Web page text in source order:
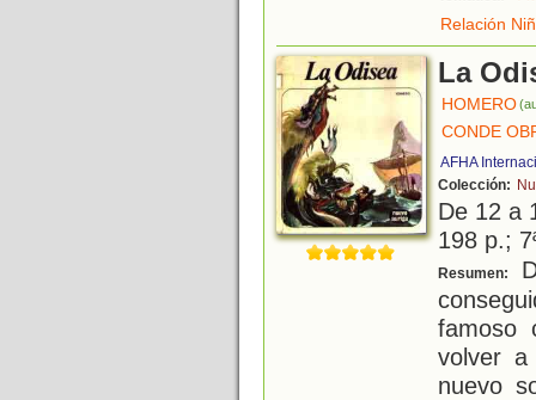
Relación
La
HOMERO
CONDE
AFHA
Colección:
De 12 a
198 p.;
Resumen:
famoso
volver
nuevo